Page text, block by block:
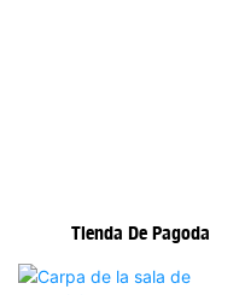
Tienda De Pagoda